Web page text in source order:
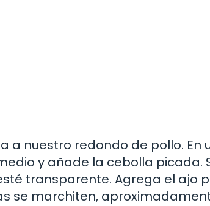
a nuestro redondo de pollo. En
y añade la cebolla picada.
transparente. Agrega el ajo
se marchiten,